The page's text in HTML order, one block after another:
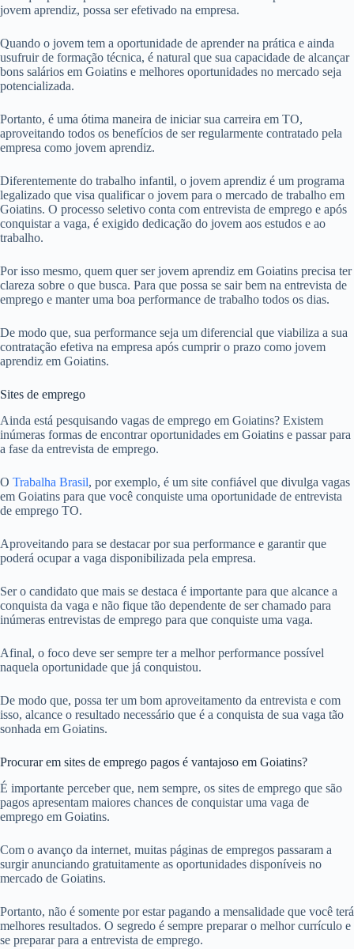
jovem aprendiz, possa ser efetivado na empresa.
Quando o jovem tem a oportunidade de aprender na prática e ainda
usufruir de formação técnica, é natural que sua capacidade de alcançar
bons salários em Goiatins e melhores oportunidades no mercado seja
potencializada.
Portanto, é uma ótima maneira de iniciar sua carreira em TO,
aproveitando todos os benefícios de ser regularmente contratado pela
empresa como jovem aprendiz.
Diferentemente do trabalho infantil, o jovem aprendiz é um programa
legalizado que visa qualificar o jovem para o mercado de trabalho em
Goiatins. O processo seletivo conta com entrevista de emprego e após
conquistar a vaga, é exigido dedicação do jovem aos estudos e ao
trabalho.
Por isso mesmo, quem quer ser jovem aprendiz em Goiatins precisa ter
clareza sobre o que busca. Para que possa se sair bem na entrevista de
emprego e manter uma boa performance de trabalho todos os dias.
De modo que, sua performance seja um diferencial que viabiliza a sua
contratação efetiva na empresa após cumprir o prazo como jovem
aprendiz em Goiatins.
Sites de emprego
Ainda está pesquisando vagas de emprego em Goiatins? Existem
inúmeras formas de encontrar oportunidades em Goiatins e passar para
a fase da entrevista de emprego.
O Trabalha Brasil, por exemplo, é um site confiável que divulga vagas
em Goiatins para que você conquiste uma oportunidade de entrevista
de emprego TO.
Aproveitando para se destacar por sua performance e garantir que
poderá ocupar a vaga disponibilizada pela empresa.
Ser o candidato que mais se destaca é importante para que alcance a
conquista da vaga e não fique tão dependente de ser chamado para
inúmeras entrevistas de emprego para que conquiste uma vaga.
Afinal, o foco deve ser sempre ter a melhor performance possível
naquela oportunidade que já conquistou.
De modo que, possa ter um bom aproveitamento da entrevista e com
isso, alcance o resultado necessário que é a conquista de sua vaga tão
sonhada em Goiatins.
Procurar em sites de emprego pagos é vantajoso em Goiatins?
É importante perceber que, nem sempre, os sites de emprego que são
pagos apresentam maiores chances de conquistar uma vaga de
emprego em Goiatins.
Com o avanço da internet, muitas páginas de empregos passaram a
surgir anunciando gratuitamente as oportunidades disponíveis no
mercado de Goiatins.
Portanto, não é somente por estar pagando a mensalidade que você terá
melhores resultados. O segredo é sempre preparar o melhor currículo e
se preparar para a entrevista de emprego.